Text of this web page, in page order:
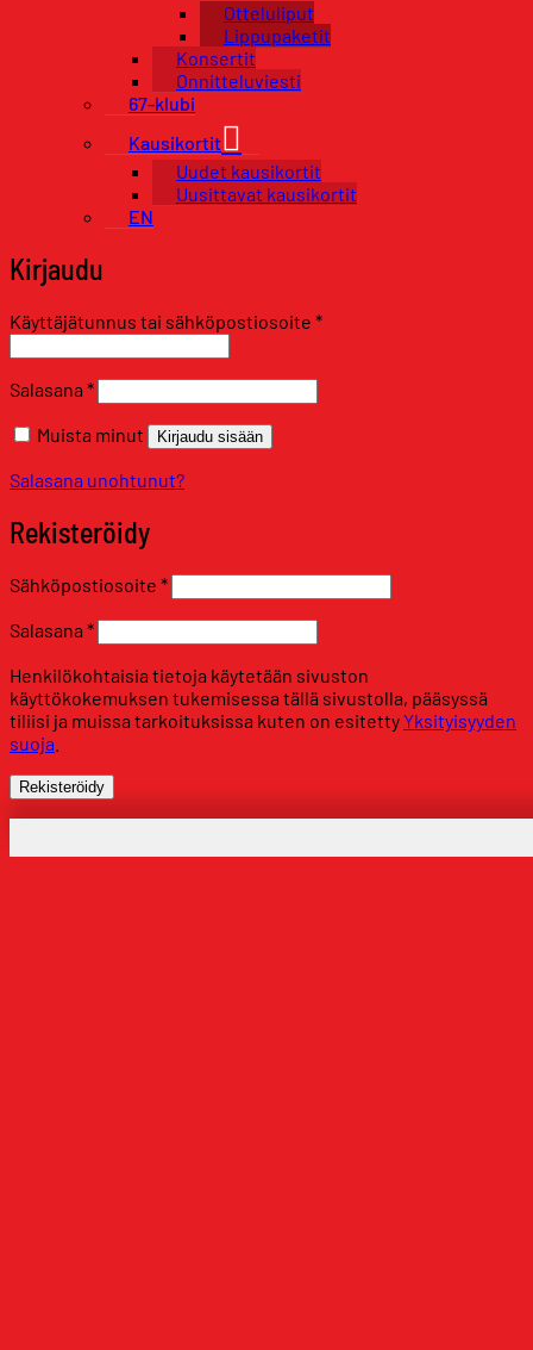
Otteluliput
Lippupaketit
Konsertit
Onnitteluviesti
67-klubi
Kausikortit
Uudet kausikortit
Uusittavat kausikortit
EN
Kirjaudu
Käyttäjätunnus tai sähköpostiosoite *Vaaditaan
Salasana *Vaaditaan
Muista minut Kirjaudu sisään
Salasana unohtunut?
Rekisteröidy
Sähköpostiosoite *Vaaditaan
Salasana *Vaaditaan
Henkilökohtaisia tietoja käytetään sivuston
käyttökokemuksen tukemisessa tällä sivustolla, pääsyssä
tiliisi ja muissa tarkoituksissa kuten on esitettyYksityisyyden
suoja
Rekisteröidy